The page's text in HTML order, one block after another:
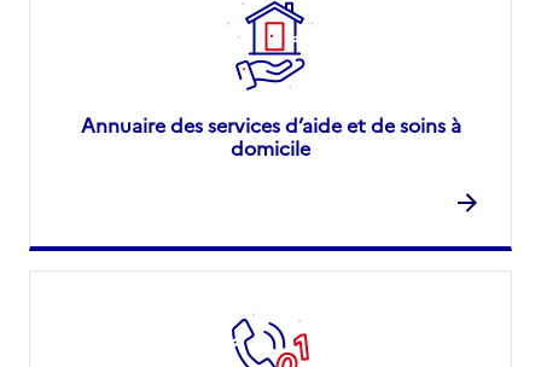
Annuaire des services d’aide et de soins à
domicile